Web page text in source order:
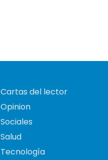
Cartas del lector
Opinion
Sociales
Salud
Tecnología